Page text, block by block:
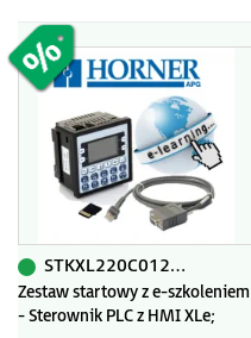
Zestaw startowy z e-szkoleniem
- Sterownik PLC z HMI XLe;
STKXL220C012-SZK